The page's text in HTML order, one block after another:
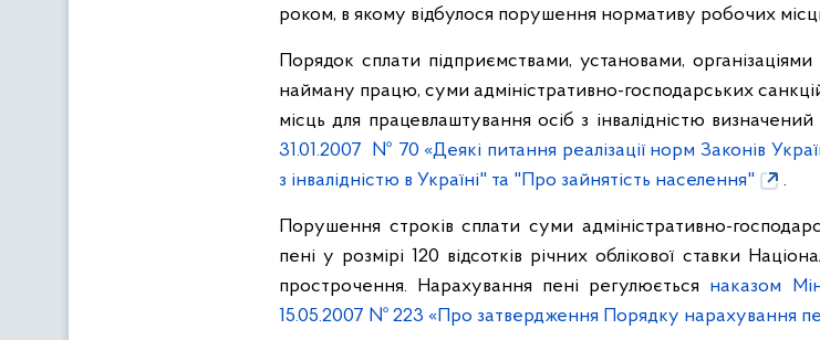
роком, в якому відбулося порушення нормативу робочих
Порядок сплати підприємствами, установами,
найману працю, суми адміністративно-господарських
місць для працевлаштування осіб з інвалідністю визначений
31.01.2007 № 70 «Деякі питання реалізації норм Законів
з інвалідністю в Україні" та "Про зайнятість населення"
.
Порушення строків сплати суми адміністративно-
пені у розмірі 120 відсотків річних облікової ставки
прострочення. Нарахування пені регулюється наказом
15.05.2007 № 223 «Про затвердження Порядку нарахування